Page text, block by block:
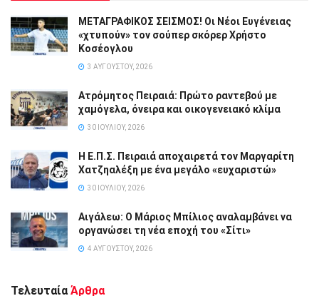
ΜΕΤΑΓΡΑΦΙΚΟΣ ΣΕΙΣΜΟΣ! Οι Νέοι Ευγένειας
«χτυπούν» τον σούπερ σκόρερ Χρήστο
Κοσέογλου
3 ΑΥΓΟΎΣΤΟΥ, 2026
Ατρόμητος Πειραιά: Πρώτο ραντεβού με
χαμόγελα, όνειρα και οικογενειακό κλίμα
30 ΙΟΥΛΊΟΥ, 2026
Η Ε.Π.Σ. Πειραιά αποχαιρετά τον Μαργαρίτη
Χατζηαλέξη με ένα μεγάλο «ευχαριστώ»
30 ΙΟΥΛΊΟΥ, 2026
Αιγάλεω: Ο Μάριος Μπίλιος αναλαμβάνει να
οργανώσει τη νέα εποχή του «Σίτι»
4 ΑΥΓΟΎΣΤΟΥ, 2026
Τελευταία Άρθρα